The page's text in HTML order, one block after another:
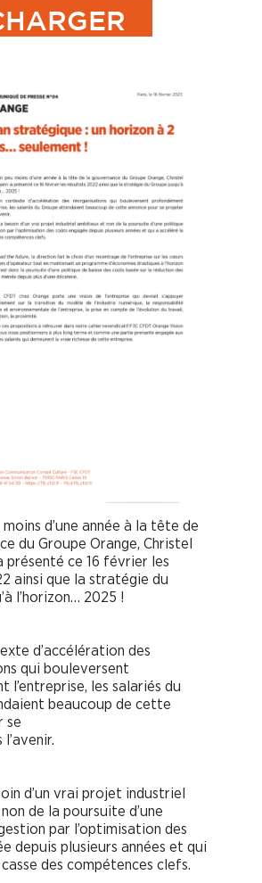
d’une année à la tête de
du Groupe Orange, Christel
présenté ce 16 février les
ainsi que la stratégie du
l’horizon… 2025 !
d’accélération des
qui bouleversent
l’entreprise, les salariés du
beaucoup de cette
se
d’un vrai projet industriel
de la poursuite d’une
par l’optimisation des
depuis plusieurs années et qui
des compétences clefs.